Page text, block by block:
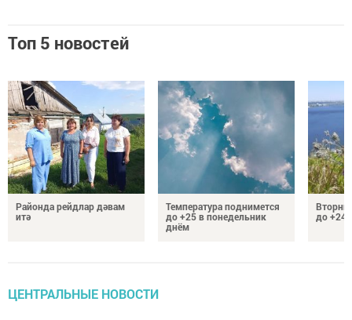
Топ 5 новостей
Районда рейдлар дәвам
итә
Температура поднимется
до +25 в понедельник
днём
до +24
ЦЕНТРАЛЬНЫЕ НОВОСТИ